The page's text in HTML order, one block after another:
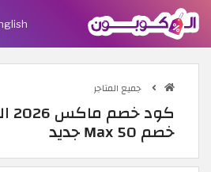
جميع المتاجر
خصم Max 50 جديد